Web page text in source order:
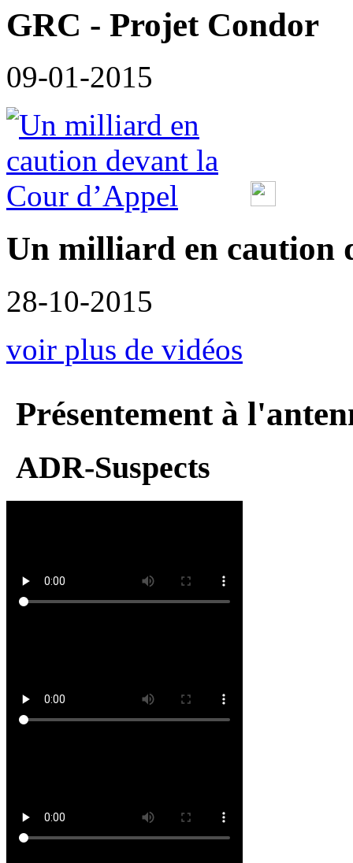
GRC - Projet Condor
09-01-2015
Un milliard en caution
28-10-2015
voir plus de vidéos
Présentement à
ADR-Suspects